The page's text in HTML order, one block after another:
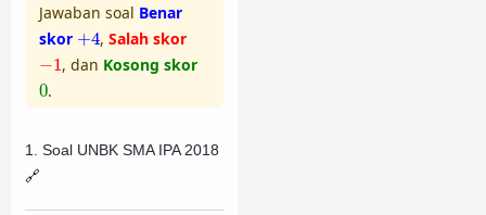
Jawaban soal Benar
skor +4
+ 4, Salah skor
−1
1 , dan Kosong skor
0
0.
1. Soal UNBK SMA IPA 2018
🔗